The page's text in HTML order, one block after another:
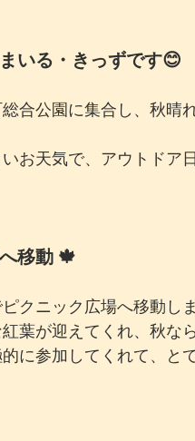
いる・きっずです😊
合公園に集合し、秋晴
いお天気で、アウトドア
移動 🍁
クニック広場へ移動しま
葉が迎えてくれ、秋な
に参加してくれて、と